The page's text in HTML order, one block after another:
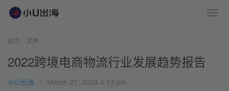
首页 文件
2022跨境电商物流行业发展趋势报告
小U出海 March 27, 2024 4:13 pm